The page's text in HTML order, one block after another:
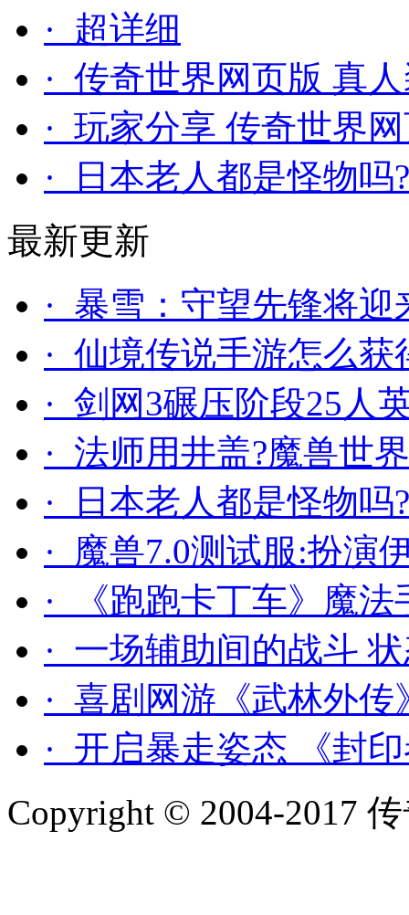
· 超详细
· 传奇世界网页版 真
· 玩家分享 传奇世界
· 日本老人都是怪物吗
最新更新
· 暴雪：守望先锋将迎
· 仙境传说手游怎么
· 剑网3碾压阶段25人
· 法师用井盖?魔兽世
· 日本老人都是怪物吗
· 魔兽7.0测试服:扮演
· 《跑跑卡丁车》魔
· 一场辅助间的战斗
· 喜剧网游《武林外
· 开启暴走姿态 《封
Copyright © 2004-2017